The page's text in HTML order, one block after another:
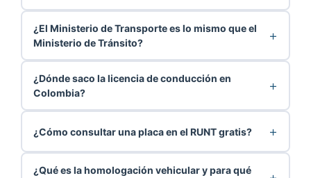
¿El Ministerio de Transporte es lo mismo que el
Ministerio de Tránsito?
¿Dónde saco la licencia de conducción en
Colombia?
¿Cómo consultar una placa en el RUNT gratis?
¿Qué es la homologación vehicular y para qué